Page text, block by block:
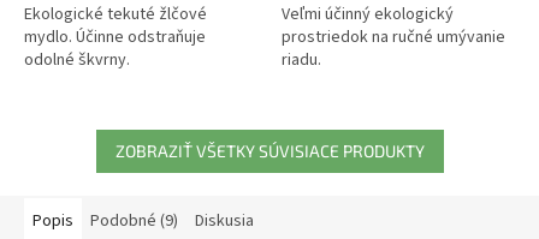
Ekologické tekuté žlčové
mydlo. Účinne odstraňuje
odolné škvrny.
Veľmi účinný ekologický
prostriedok na ručné umývanie
riadu.
ZOBRAZIŤ VŠETKY SÚVISIACE PRODUKTY
Popis Podobné (9) Diskusia